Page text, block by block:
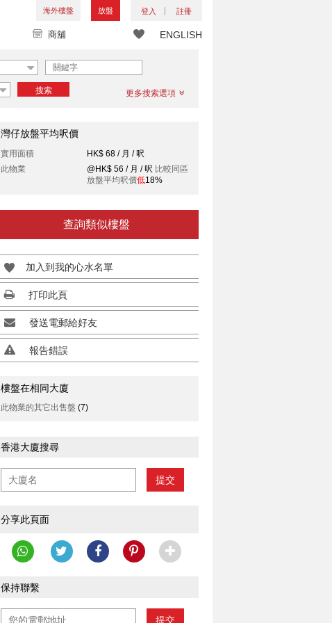
海外樓盤 放盤 登入 註冊
ENGLISH
商舖
搜索 更多搜索選項
灣仔放盤平均呎價
實用面積
HK$ 68 / 月 / 呎
此物業
@HK$ 56 / 月 / 呎 比較同區
放盤平均呎價低18%
查詢類似樓盤
加入到我的心水名單
打印此頁
發送電郵給好友
報告錯誤
樓盤在相同大廈
此物業的其它出售盤 (7)
香港大廈搜尋
提交
分享此頁面
保持聯繫
提交